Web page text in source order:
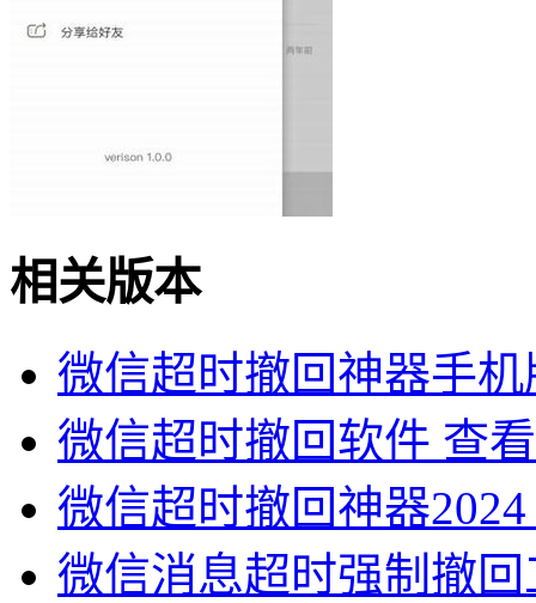
相关版本
微信超时撤回神器手机
微信超时撤回软件 查
微信超时撤回神器2024
微信消息超时强制撤回